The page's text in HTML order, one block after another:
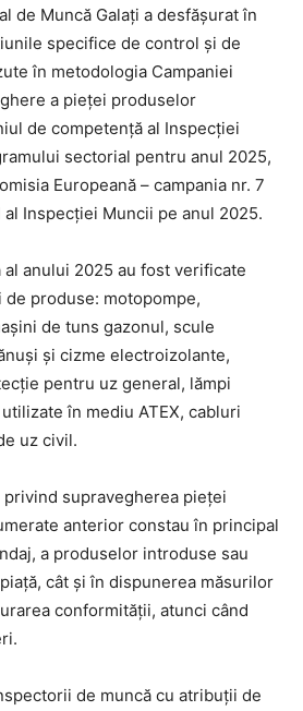
de Muncă Galați a desfășurat în
specifice de control și de
în metodologia Campaniei
a pieței produselor
de competență al Inspecției
sectorial pentru anul 2025,
Europeană – campania nr. 7
Inspecției Muncii pe anul 2025.
anului 2025 au fost verificate
produse: motopompe,
de tuns gazonul, scule
și cizme electroizolante,
pentru uz general, lămpi
în mediu ATEX, cabluri
uz civil.
supravegherea pieței
anterior constau în principal
a produselor introduse sau
cât și în dispunerea măsurilor
conformității, atunci când
de muncă cu atribuții de